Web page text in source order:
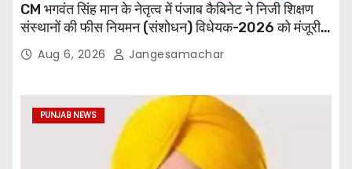
CM भगवंत सिंह मान के नेतृत्व में पंजाब कैबिनेट ने निजी शिक्षण
संस्थानों की फीस नियमन (संशोधन) विधेयक-2026 को मंजूरी
दी Aug 6, 2026 Jangesamachar
PUNJAB NEWS